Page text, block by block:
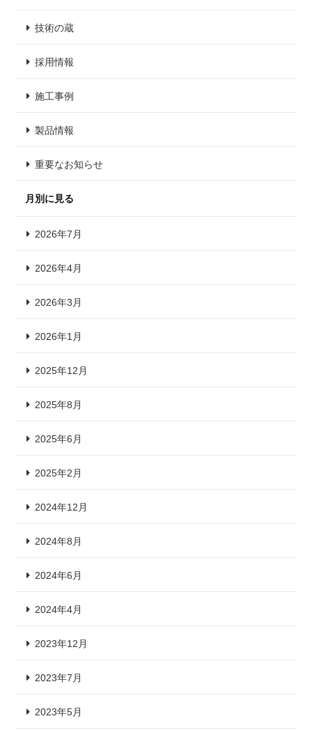
技術の蔵
採用情報
施工事例
製品情報
重要なお知らせ
月別に見る
2026年7月
2026年4月
2026年3月
2026年1月
2025年12月
2025年8月
2025年6月
2025年2月
2024年12月
2024年8月
2024年6月
2024年4月
2023年12月
2023年7月
2023年5月